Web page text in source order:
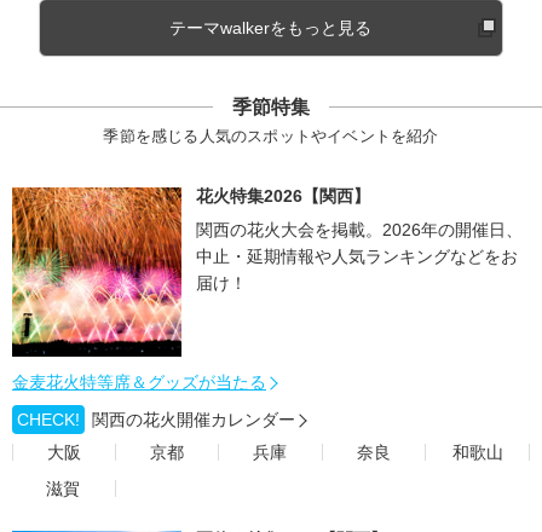
テーマwalkerをもっと見る
季節特集
季節を感じる人気のスポットやイベントを紹介
花火特集2026【関西】
関西の花火大会を掲載。2026年の開催日、
中止・延期情報や人気ランキングなどをお
届け！
金麦花火特等席＆グッズが当たる
CHECK!
関西の花火開催カレンダー
大阪
京都 兵庫 奈良
和歌山
滋賀